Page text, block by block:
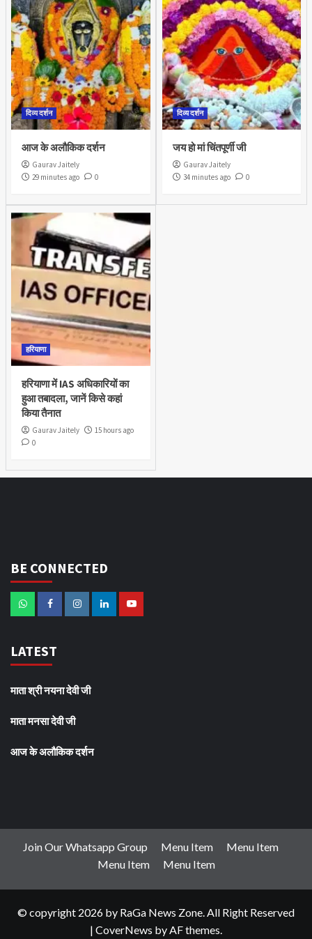
दिव्य दर्शन
आज के अलौकिक दर्शन
Gaurav Jaitely
29 minutes ago
0
दिव्य दर्शन
जय हो मां चिंतपूर्णी जी
Gaurav Jaitely
34 minutes ago
0
हरियाणा
हरियाणा में IAS अधिकारियों का
हुआ तबादला, जानें किसे कहां
किया तैनात
Gaurav Jaitely
15 hours ago
0
BE CONNECTED
LATEST
माता श्री नयना देवी जी
माता मनसा देवी जी
आज के अलौकिक दर्शन
Join Our Whatsapp Group Menu Item
Menu Item
Menu Item
Menu Item
© copyright 2026 by RaGa News Zone. All Right Reserved
| CoverNews by AF themes.